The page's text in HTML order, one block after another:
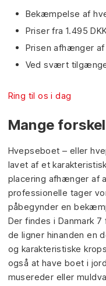
Bekæmpelse af
Priser fra 1.495
Prisen afhænger
​Ved svært
Ring til os i dag​
Mange
Hvepseboet – eller
lavet af et
placering afhænger af
professionelle tager
påbegynder en
Der findes i Danmark
de ligner hinanden en
og karakteristiske
også at have boet i
musereder eller